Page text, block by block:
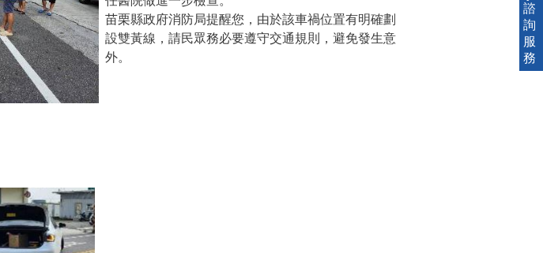
苗栗縣政府消防局提醒您，由於該車禍位置有明確劃
設雙黃線，請民眾務必要遵守交通規則，避免發生意
外。
諮
詢
服
務